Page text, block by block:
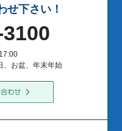
せ下さい！
、お盆、年末年始